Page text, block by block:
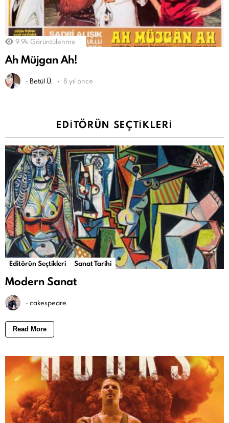
9.9k Görüntülenme
Ah Müjgan Ah!
- Betül Ü. 8 yıl önce
EDITÖRÜN SEÇTIKLERI
Editörün Seçtikleri Sanat Tarihi
Modern Sanat
-cakespeare
Read More